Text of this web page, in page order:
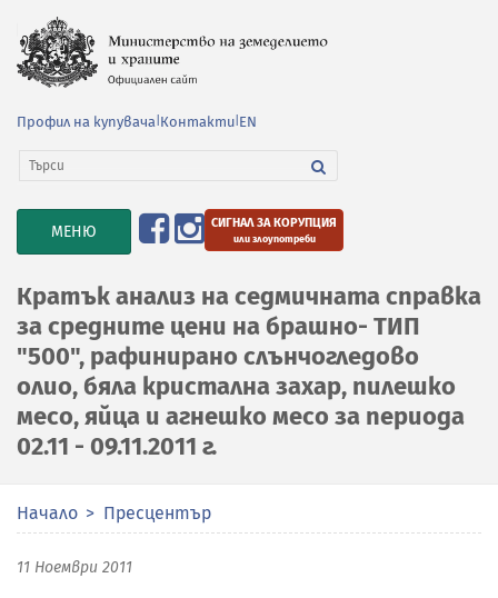
Профил на купувача Контакти EN
TOGGLE
NAVIGATION
МЕНЮ СИГНАЛ ЗА КОРУПЦИЯ
или злоупотреби
Кратък анализ на седмичната справка
за средните цени на брашно- ТИП
"500", рафинирано слънчогледово
олио, бяла кристална захар, пилешко
месо, яйца и агнешко месо за периода
02.11 - 09.11.2011 г.
Начало Пресцентър
11 Ноември 2011